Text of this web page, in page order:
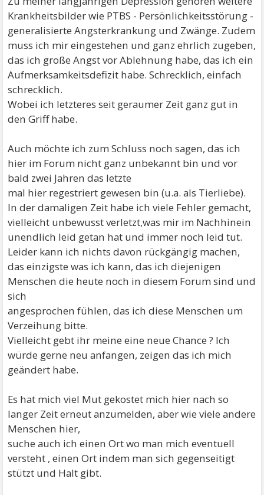
Krankheitsbilder wie PTBS - Persönlichkeitsstörung -
generalisierte Angsterkrankung und Zwänge. Zudem
muss ich mir eingestehen und ganz ehrlich zugeben,
das ich große Angst vor Ablehnung habe, das ich ein
Aufmerksamkeitsdefizit habe. Schrecklich, einfach
schrecklich.
Wobei ich letzteres seit geraumer Zeit ganz gut in
den Griff habe.
Auch möchte ich zum Schluss noch sagen, das ich
hier im Forum nicht ganz unbekannt bin und vor
bald zwei Jahren das letzte
mal hier regestriert gewesen bin (u.a. als Tierliebe).
In der damaligen Zeit habe ich viele Fehler gemacht,
vielleicht unbewusst verletzt,was mir im Nachhinein
unendlich leid getan hat und immer noch leid tut.
Leider kann ich nichts davon rückgängig machen,
das einzigste was ich kann, das ich diejenigen
Menschen die heute noch in diesem Forum sind und
sich
angesprochen fühlen, das ich diese Menschen um
Verzeihung bitte.
Vielleicht gebt ihr meine eine neue Chance ? Ich
würde gerne neu anfangen, zeigen das ich mich
geändert habe.
Es hat mich viel Mut gekostet mich hier nach so
langer Zeit erneut anzumelden, aber wie viele andere
Menschen hier,
suche auch ich einen Ort wo man mich eventuell
versteht , einen Ort indem man sich gegenseitigt
stützt und Halt gibt.